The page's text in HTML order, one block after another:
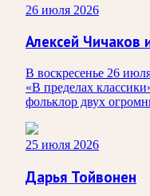
26 июля 2026
Алексей Чичаков
В воскресенье 26
«В пределах
фольклор двух
25 июля 2026
Дарья Тойвонен